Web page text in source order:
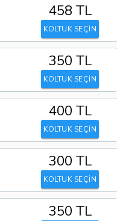
458 TL
KOLTUK SEÇİN
350 TL
KOLTUK SEÇİN
400 TL
KOLTUK SEÇİN
300 TL
KOLTUK SEÇİN
350 TL